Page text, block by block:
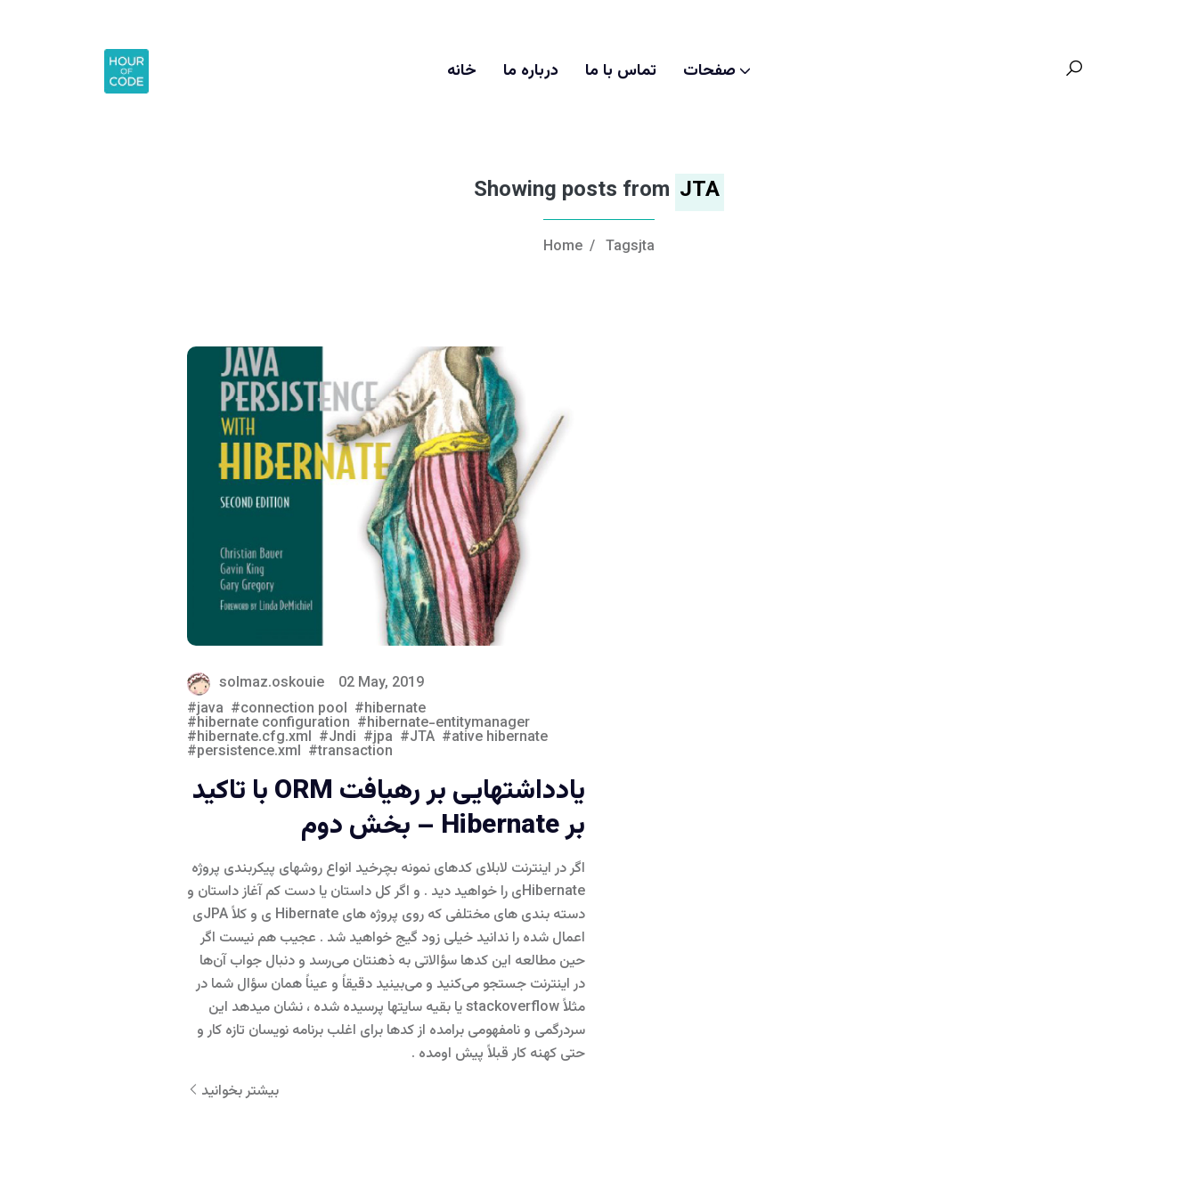
خانه درباره ما تماس با ما صفحات
Showing posts from JTA
Home / Tagsjta
solmaz.oskouie
02 May, 2019
java
connection pool hibernate
hibernate configuration hibernate-entitymanager
hibernate.cfg.xml Jndi jpa JTA ative hibernate
persistence.xml transaction
یادداشتهایی بر رهیافت ORM با تاکید
بر Hibernate – بخش دوم
اگر در اینترنت لابلای کدهای نمونه بچرخید انواع روشهای پیکربندی پروژه
Hibernateی را خواهید دید . و اگر کل داستان یا دست کم آغاز داستان و
دسته بندی های مختلفی که روی پروژه های Hibernate ی و کلاً JPAی
اعمال شده را ندانید خیلی زود گیج خواهید شد . عجیب هم نیست اگر
حین مطالعه این کدها سؤالاتی به ذهنتان می‌رسد و دنبال جواب آن‌ها
در اینترنت جستجو می‌کنید و می‌بینید دقیقاً و عیناً همان سؤال شما در
مثلاً stackoverflow یا بقیه سایتها پرسیده شده ، نشان میدهد این
سردرگمی و نامفهومی برامده از کدها برای اغلب برنامه نویسان تازه کار و
حتی کهنه کار قبلاً پیش اومده .
بیشتر بخوانید